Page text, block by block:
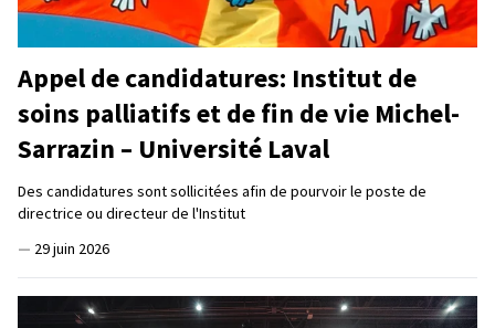
Appel de candidatures: Institut de
soins palliatifs et de fin de vie Michel-
Sarrazin – Université Laval
Des candidatures sont sollicitées afin de pourvoir le poste de
directrice ou directeur de l'Institut
— 29 juin 2026